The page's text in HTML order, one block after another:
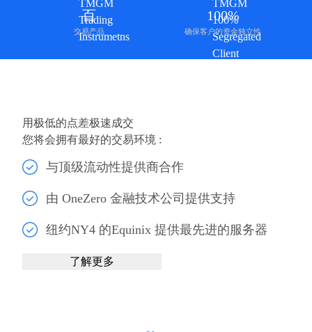
百
交易产品
100%
确保客户的资金独立性
用极低的点差极速成交
您将会拥有最好的交易环境 :
与顶级流动性提供商合作
由 OneZero 金融技术公司提供支持
纽约NY4 的Equinix 提供最先进的服务器
了解更多